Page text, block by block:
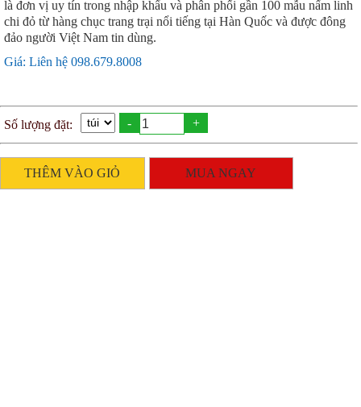
là đơn vị uy tín trong nhập khẩu và phân phối gần 100 mẫu nấm linh
chi đỏ từ hàng chục trang trại nổi tiếng tại Hàn Quốc và được đông
đảo người Việt Nam tin dùng.
Giá: Liên hệ 098.679.8008
Số lượng đặt: - +
THÊM VÀO GIỎ MUA NGAY